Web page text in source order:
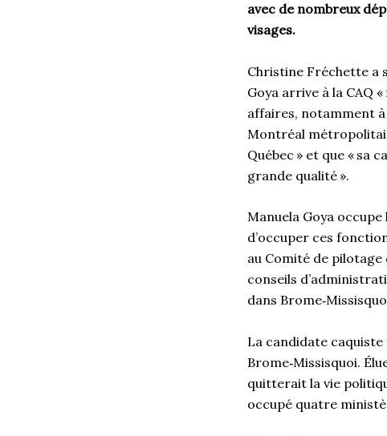
avec de nombreux
visages.
Christine Fréchette a
Goya arrive à la CAQ
affaires, notamment
Montréal
Québec » et que « sa
grande qualité ».
Manuela Goya
d’occuper ces
au Comité de
conseils
dans
La candidate
Brome‑Missisquoi.
quitterait la vie
occupé quatre